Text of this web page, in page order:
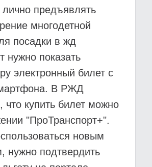
лично предъявлять
многодетной
посадки в жд
нужно показать
электронный билет с
В РЖД
что купить билет можно
"ПроТранспорт+".
новым
нужно подтвердить